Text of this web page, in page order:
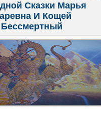
Сказки Марья
И Кощей
Бессмертный